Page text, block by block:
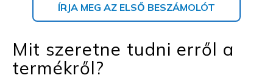
ÍRJA MEG AZ ELSŐ BESZÁMOLÓT
Mit szeretne tudni erről a
termékről?